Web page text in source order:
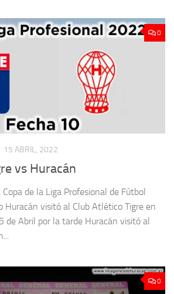
0
15 ABRIL, 2022
vs Huracán
de la Liga Profesional de Fútbol
Huracán visitó al Club Atlético Tigre en
de Abril por la tarde Huracán visitó al
0